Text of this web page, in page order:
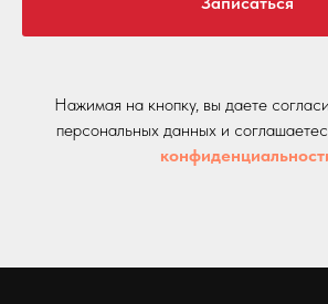
Нажимая на кнопку, вы даете
персональных данных и